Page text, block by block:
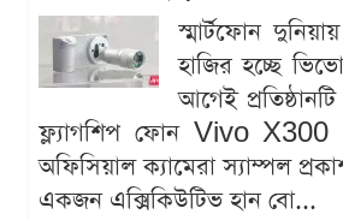
স্মার্টফোন
হাজির হচ্ছে
আগেই
ফ্ল্যাগশিপ ফোন Vivo
অফিসিয়াল ক্যামেরা স্যাম্পল
একজন এক্সিকিউটিভ হান বো...